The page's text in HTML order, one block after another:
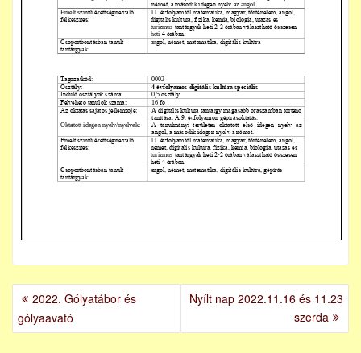
BEJEGYZÉS
NAVIGÁCIÓ
2022. Gólyatábor és
gólyaavató
Nyílt nap 2022.11.16 és 11.23
szerda